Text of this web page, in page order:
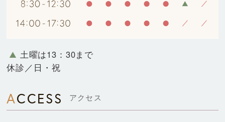
土曜は13：30まで
休診／日・祝
ACCESS アクセス